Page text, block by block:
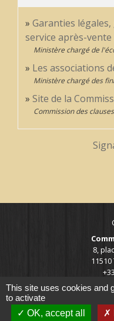
Garanties
service après-vente
Ministère chargé de
Les associations
Ministère chargé des
Site de la
Commission des
8,
11510
This site uses cookies and
to activate
OK, accept all